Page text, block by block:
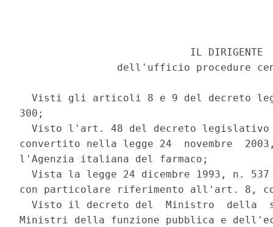
                            IL DIRIGENTE
dell'ufficio procedure
Visti gli articoli 8 e 9 del decreto
300;
Visto l'art. 48 del decreto
convertito nella legge 24  novembre
l'Agenzia italiana del farmaco;
Vista la legge 24 dicembre 1993, n.
con particolare riferimento all'art. 8,
Visto il decreto del  Ministro  della
Ministri della funzione pubblica e